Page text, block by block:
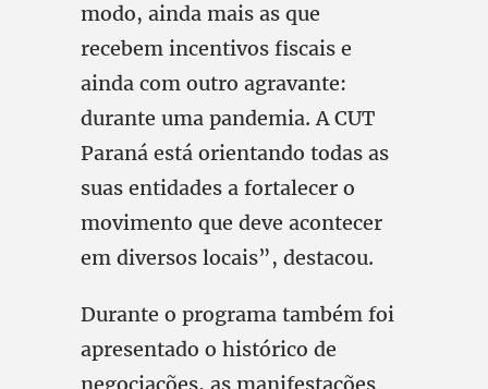
modo, ainda mais as que
recebem incentivos fiscais e
ainda com outro agravante:
durante uma pandemia. A CUT
Paraná está orientando todas as
suas entidades a fortalecer o
movimento que deve acontecer
em diversos locais”, destacou.
Durante o programa também foi
apresentado o histórico de